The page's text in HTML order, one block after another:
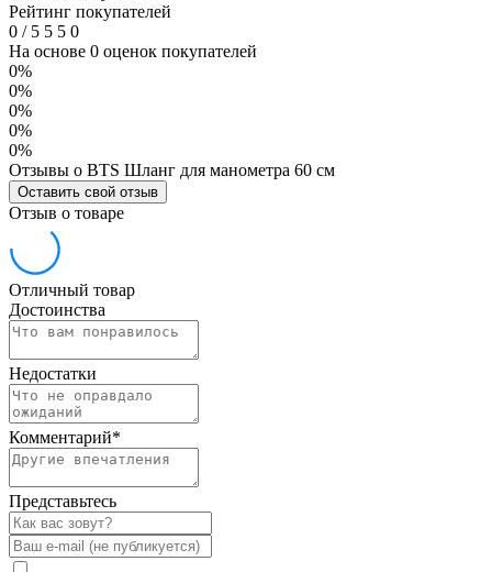
Рейтинг покупателей
0 /5 5 5 0
На основе 0 оценок покупателей
0%
0%
0%
0%
0%
Отзывы о BTS Шланг для манометра 60 см
Оставить свой отзыв
Отзыв о товаре
Отличный товар
Достоинства
Недостатки
Комментарий*
Представьтесь